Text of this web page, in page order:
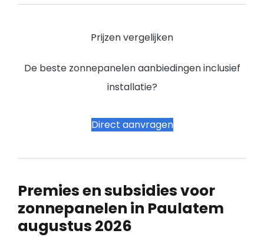
Prijzen vergelijken
De beste zonnepanelen aanbiedingen inclusief
installatie?
Direct aanvragen
Premies en subsidies voor
zonnepanelen in Paulatem
augustus 2026